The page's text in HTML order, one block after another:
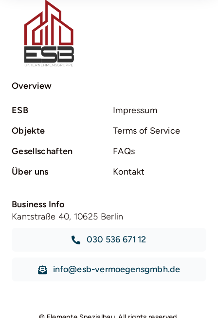
Overview
ESB
Objekte
Gesellschaften
Über uns
Impressum
Terms of Service
FAQs
Kontakt
Business Info
Kantstraße 40, 10625 Berlin
030 536 671 12
info@esb-vermoegensgmbh.de